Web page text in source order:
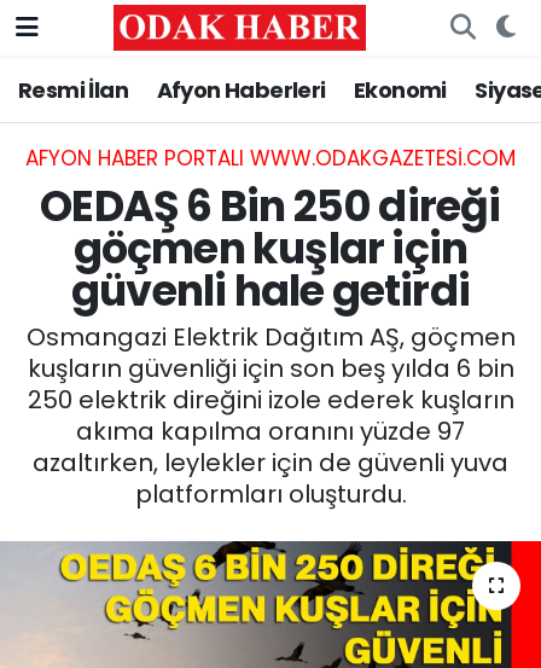
Resmi İlan Afyon Haberleri Ekonomi
AFYON HABER PORTALI WWW.ODAKGAZETESI.COM
OEDAŞ 6 Bin 250 direği
göçmen kuşlar için
güvenli hale getirdi
Osmangazi Elektrik Dağıtım AŞ, göçmen
kuşların güvenliği için son beş yılda 6 bin
250 elektrik direğini izole ederek kuşların
akıma kapılma oranını yüzde 97
azaltırken, leylekler için de güvenli yuva
platformları oluşturdu.
AFYONKARAHİSAR HABERLERİ
Resmi İlan
ASAYİŞ
GÜNCEL
SİYASET
EĞİTİM
MAGAZİN
SPOR
11:11 MANŞET
Nöbetçi Eczaneler
Hava Durumu
Trafik Durumu
Süper Lig Puan Durumu ve Fikstür
Tüm Manşetler
Son Dakika Haberleri
Haber Arşivi